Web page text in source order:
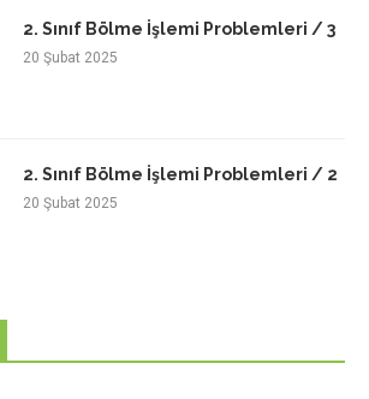
2. Sınıf Bölme İşlemi Problemleri / 3
20 Şubat 2025
2. Sınıf Bölme İşlemi Problemleri / 2
20 Şubat 2025